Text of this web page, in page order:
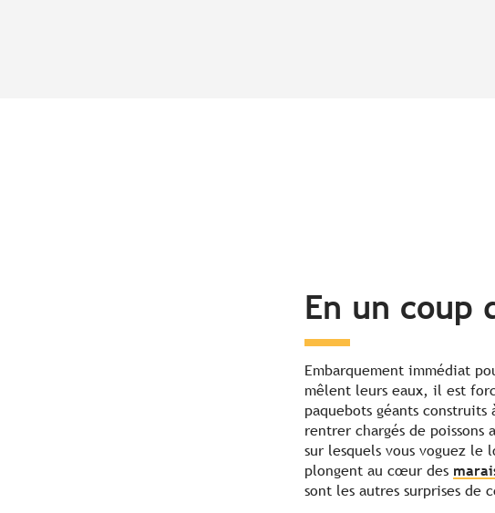
En un coup
Embarquement immédiat
mêlent leurs eaux, il est
paquebots géants construits
rentrer chargés de
sur lesquels vous voguez le
plongent au cœur des
sont les autres surprises de